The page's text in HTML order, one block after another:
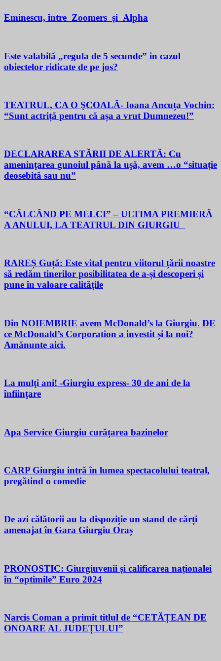
Eminescu, între Zoomers și Alpha
Este valabilă „regula de 5 secunde” in cazul
obiectelor ridicate de pe jos?
TEATRUL, CA O ŞCOALĂ- Ioana Ancuța Vochin:
“Sunt actriță pentru că așa a vrut Dumnezeu!”
DECLARAREA STĂRII DE ALERTĂ: Cu
ameninţarea gunoiul până la uşă, avem …o “situație
deosebită sau nu”
“CĂLCÂND PE MELCI” – ULTIMA PREMIERĂ
A ANULUI, LA TEATRUL DIN GIURGIU
RAREȘ Guță: Este vital pentru viitorul țării noastre
să redăm tinerilor posibilitatea de a-și descoperi și
pune în valoare calitățile
Din NOIEMBRIE avem McDonald’s la Giurgiu. DE
ce McDonald’s Corporation a investit și la noi?
Amănunte aici.
La mulţi ani! -Giurgiu express- 30 de ani de la
înfiinţare
Apa Service Giurgiu curățarea bazinelor
CARP Giurgiu intră în lumea spectacolului teatral,
pregătind o comedie
De azi călătorii au la dispoziție un stand de cărți
amenajat în Gara Giurgiu Oraș
PRONOSTIC: Giurgiuvenii și calificarea naționalei
în “optimile” Euro 2024
Narcis Coman a primit titlul de “CETĂȚEAN DE
ONOARE AL JUDEȚULUI”